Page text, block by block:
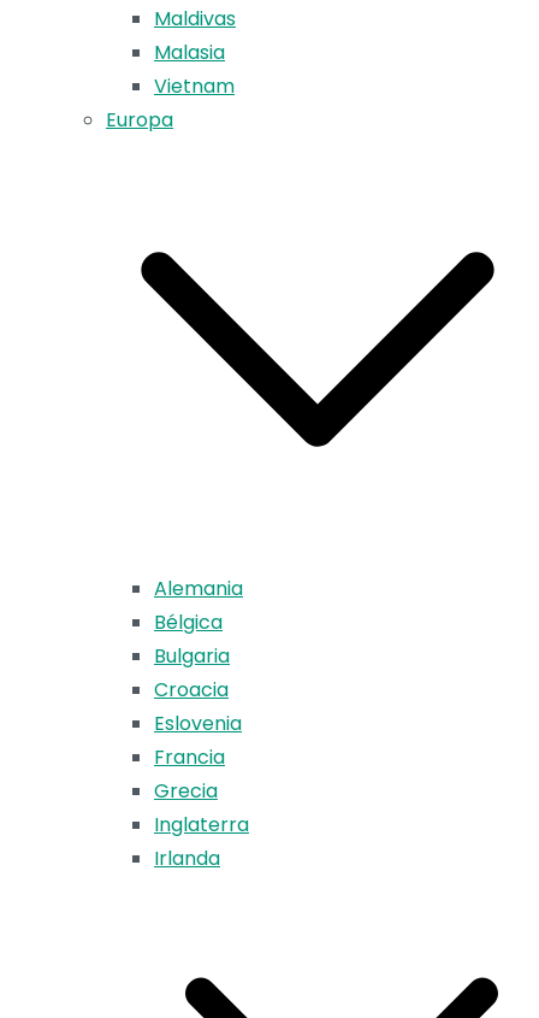
Maldivas
Malasia
Vietnam
Europa
Alemania
Bélgica
Bulgaria
Croacia
Eslovenia
Francia
Grecia
Inglaterra
Irlanda